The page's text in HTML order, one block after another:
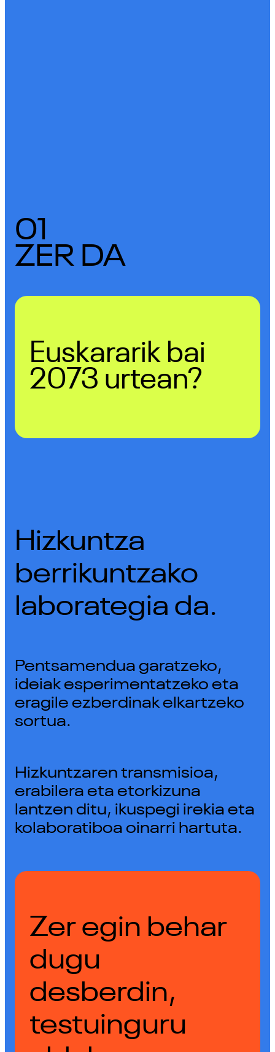
01
ZER DA
Euskararik bai
2073 urtean?
Hizkuntza
berrikuntzako
laborategia da.
Pentsamendua garatzeko,
ideiak esperimentatzeko eta
eragile ezberdinak elkartzeko
sortua.
Hizkuntzaren transmisioa,
erabilera eta etorkizuna
lantzen ditu, ikuspegi irekia eta
kolaboratiboa oinarri hartuta.
Zer egin behar
dugu
desberdin,
testuinguru